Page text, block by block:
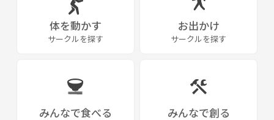
体を動かす
サークルを探す
お出かけ
サークルを探す
みんなで食べる みんなで創る